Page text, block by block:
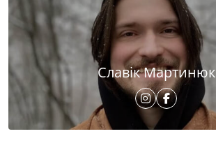
Славік Мартинюк